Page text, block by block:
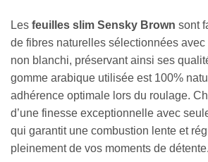
Les feuilles slim Sensky Brown sont
de fibres naturelles sélectionnées
non blanchi, préservant ainsi ses
gomme arabique utilisée est 100%
adhérence optimale lors du roulage.
d’une finesse exceptionnelle avec
qui garantit une combustion lente et
pleinement de vos moments de détente.